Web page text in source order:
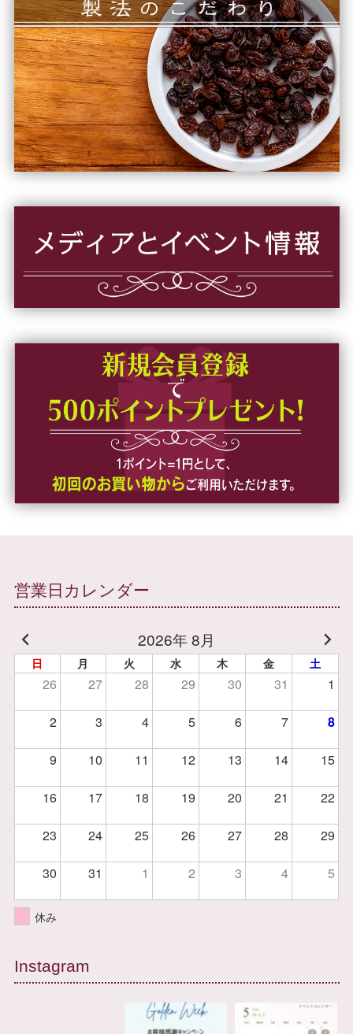
営業日カレンダー
2026年 8月
日 月 火 水 木 金 土
26 27 28 29 30 31 1
2 3 4 5 6 7 8
9 10 11 12 13 14 15
16 17 18 19 20 21 22
23 24 25 26 27 28 29
30 31 1 2 3 4 5
休み
Instagram